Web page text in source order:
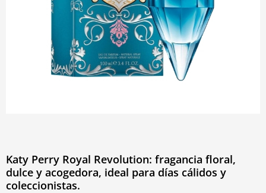
Katy Perry Royal Revolution: fragancia floral,
dulce y acogedora, ideal para días cálidos y
coleccionistas.